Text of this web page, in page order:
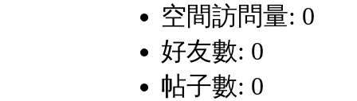
空間訪問量: 0
好友數: 0
帖子數: 0